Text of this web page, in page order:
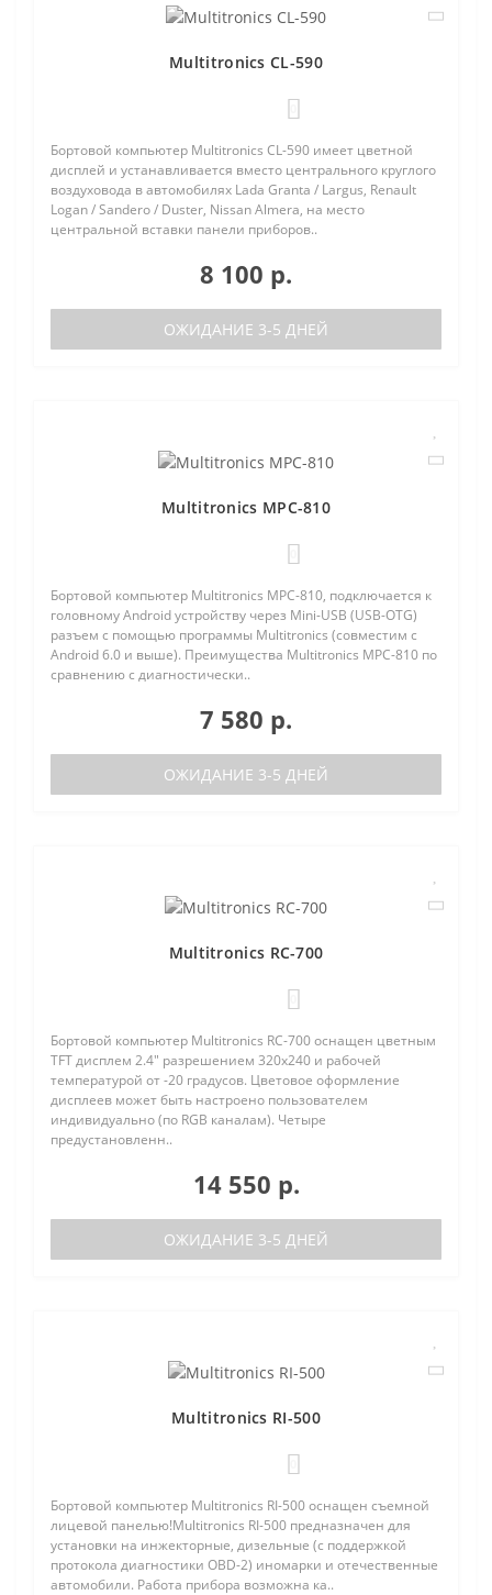
Multitronics CL-590
Бортовой компьютер Multitronics CL-590 имеет цветной
дисплей и устанавливается вместо центрального круглого
воздуховода в автомобилях Lada Granta / Largus, Renault
Logan / Sandero / Duster, Nissan Almera, на место
центральной вставки панели приборов..
8 100 р.
ОЖИДАНИЕ 3-5 ДНЕЙ
Multitronics MPC-810
Бортовой компьютер Multitronics MPC-810, подключается к
головному Android устройству через Mini-USB (USB-OTG)
разъем с помощью программы Multitronics (совместим с
Android 6.0 и выше). Преимущества Multitronics MPC-810 по
сравнению с диагностически..
7 580 р.
ОЖИДАНИЕ 3-5 ДНЕЙ
Multitronics RC-700
Бортовой компьютер Multitronics RC-700 оснащен цветным
TFT дисплем 2.4" разрешением 320х240 и рабочей
температурой от -20 градусов. Цветовое оформление
дисплеев может быть настроено пользователем
индивидуально (по RGB каналам). Четыре
предустановленн..
14 550 р.
ОЖИДАНИЕ 3-5 ДНЕЙ
Multitronics RI-500
Бортовой компьютер Multitronics RI-500 оснащен съемной
лицевой панелью!Multitronics RI-500 предназначен для
установки на инжекторные, дизельные (с поддержкой
протокола диагностики OBD-2) иномарки и отечественные
автомобили. Работа прибора возможна ка..